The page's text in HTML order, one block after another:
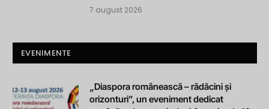
7 august 2026
EVENIMENTE
„Diaspora românească – rădăcini și
orizonturi”, un eveniment dedicat